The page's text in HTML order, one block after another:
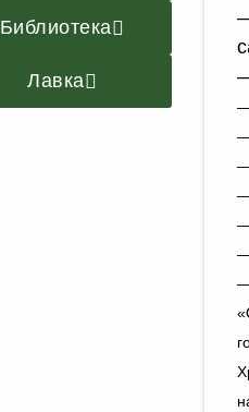
Библиотека
Лавка
—
—
—
—
—